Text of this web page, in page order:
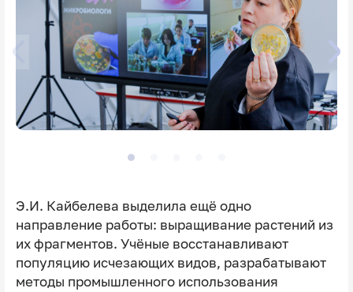
Э.И. Кайбелева выделила ещё одно
направление работы: выращивание растений из
их фрагментов. Учёные восстанавливают
популяцию исчезающих видов, разрабатывают
методы промышленного использования